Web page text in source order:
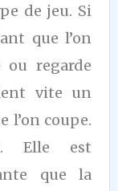
de jeu. Si
que l’on
ou regarde
vite un
l’on coupe.
Elle est
que la